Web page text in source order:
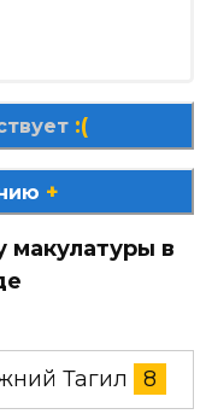
:(
+
макулатуры в
Тагил 8